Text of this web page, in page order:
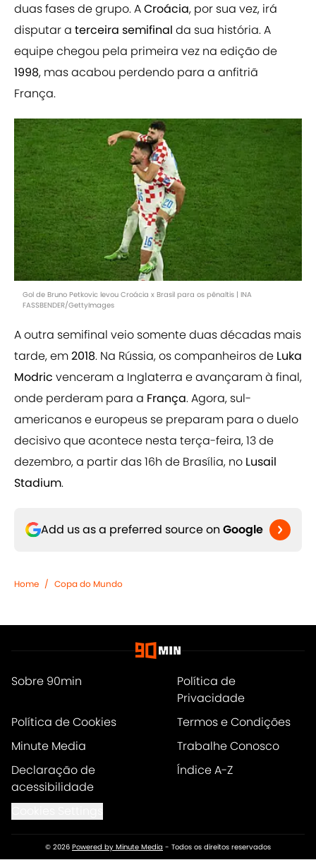
duas fases de grupo. ACroácia, por sua vez, irá
disputar a terceira semifinal da sua história. A
equipe chegou pela primeira vez na edição de
1998, mas acabou perdendo para a anfitriã
França.
Gol de Bruno Petkovic levou Croácia x Brasil para os pênaltis | INA
FASSBENDER/GettyImages
A outra semifinal veio somente duas décadas mais
tarde, em2018. Na Rússia, os companheiros de Luka
Modric venceram a Inglaterra e avançaram à final,
onde perderam para a França. Agora, sul-
americanos e europeus se preparam para o duelo
decisivo que acontece nesta terça-feira, 13 de
dezembro, a partir das 16h de Brasília, no Lusail
Stadium.
Add us as a preferred source on Google
Home / Copa do Mundo
Sobre 90min
Política de
Privacidade
Política de Cookies
Termos e Condições
Minute Media
Trabalhe Conosco
Declaração de
acessibilidade
Índice A-Z
© 2026 Powered by Minute Media - Todos os direitos reservados